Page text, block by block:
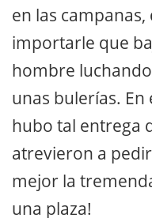
en las
importarle que
hombre
unas bulerías.
hubo tal entrega
atrevieron a
mejor la
una plaza!